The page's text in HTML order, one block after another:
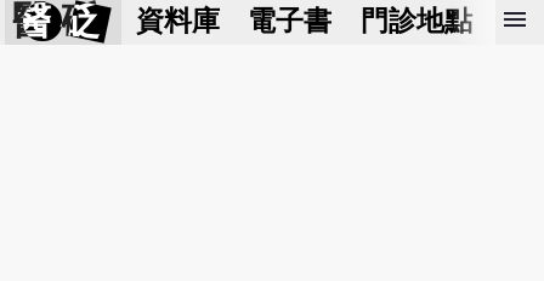
醫 砭 資料庫 電子書 門診地點 預
menu